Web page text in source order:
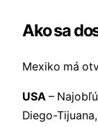
Ako sa
Mexiko má
USA –
Diego-